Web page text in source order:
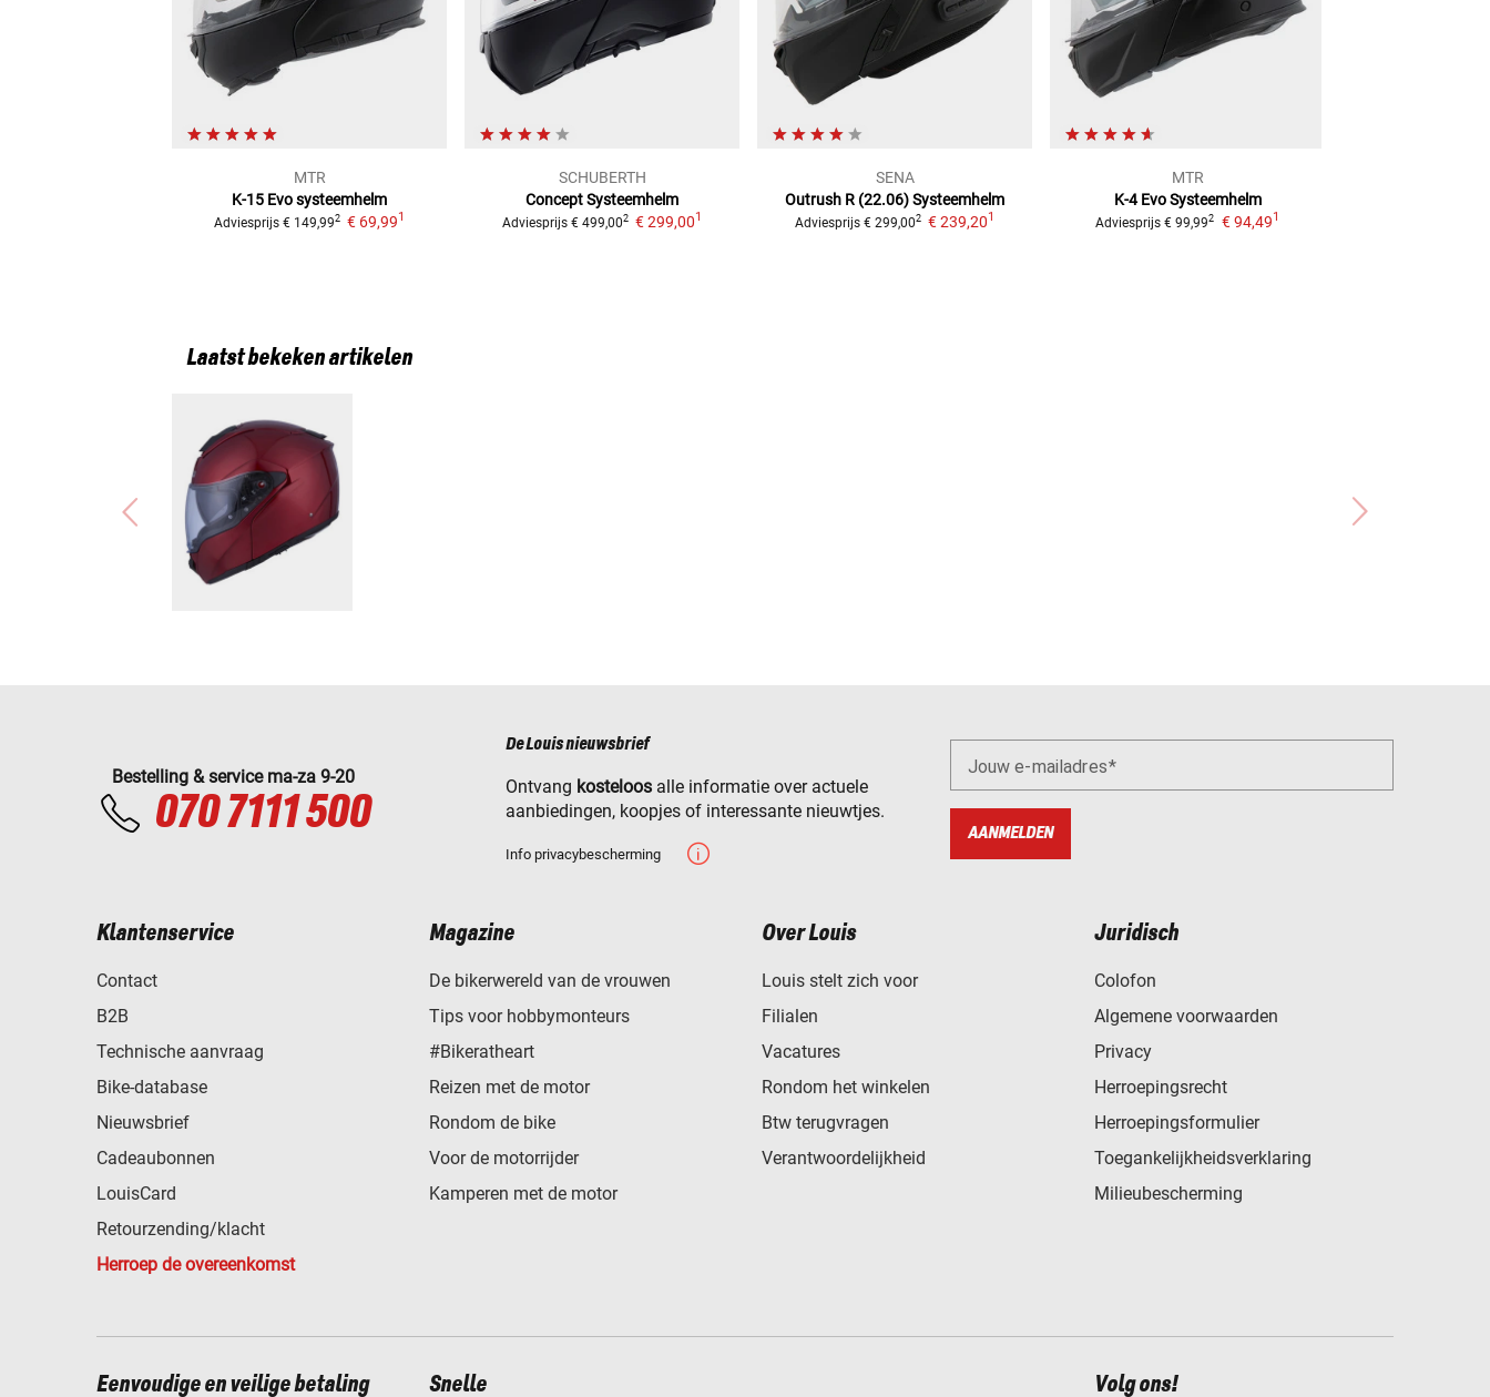
MTR
K-15 Evosysteemhelm
Adviesprijs € 149,992 € 69,991
SCHUBERTH
ConceptSysteemhelm
Adviesprijs € 499,002 € 299,001
SENA
Outrush R (22.06)Systeemhelm
Adviesprijs € 299,002 € 239,201
MTR
K-4 Evo Systeemhelm
Adviesprijs € 99,992 € 94,491
Laatst bekeken artikelen
Bestelling & service ma-za 9-20
070 7111 500
De Louis nieuwsbrief
Ontvang kosteloos alle informatie over actuele
aanbiedingen, koopjes of interessante nieuwtjes.
Info privacybescherming
Jouw e-mailadres
AANMELDEN
Klantenservice
Contact
B2B
Technische aanvraag
Bike-database
Nieuwsbrief
Cadeaubonnen
LouisCard
Retourzending/klacht
Herroep de overeenkomst
Magazine
De bikerwereld van de vrouwen
Tips voor hobbymonteurs
#Bikeratheart
Reizen met de motor
Rondom de bike
Voor de motorrijder
Kamperen met de motor
Over Louis
Louis stelt zich voor
Filialen
Vacatures
Rondom het winkelen
Btw terugvragen
Verantwoordelijkheid
Juridisch
Colofon
Algemene voorwaarden
Privacy
Herroepingsrecht
Herroepingsformulier
Toegankelijkheidsverklaring
Milieubescherming
Eenvoudige en veilige betaling Snelle Volg ons!